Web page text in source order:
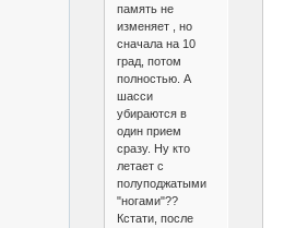
память не
изменяет , но
сначала на 10
град, потом
полностью. А
шасси
убираются в
один прием
сразу. Ну кто
летает с
полуподжатыми
"ногами"??
Кстати, после